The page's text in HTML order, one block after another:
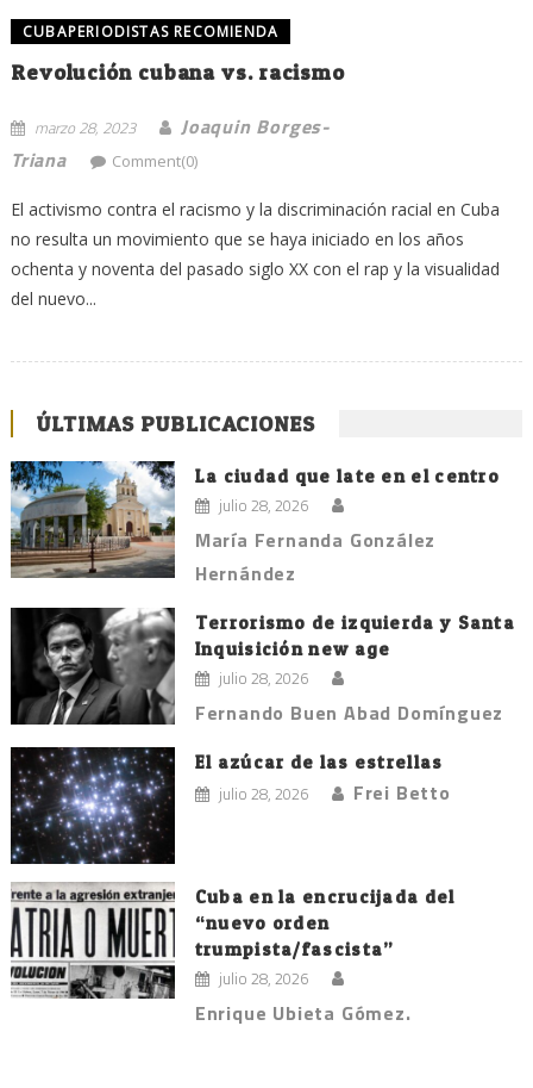
CUBAPERIODISTAS RECOMIENDA
Revolución cubana vs. racismo
marzo 28, 2023
Joaquin Borges-
Triana
Comment(0)
El activismo contra el racismo y la discriminación racial en Cuba
no resulta un movimiento que se haya iniciado en los años
ochenta y noventa del pasado siglo XX con el rap y la visualidad
del nuevo...
ÚLTIMAS PUBLICACIONES
La ciudad que late en el centro
julio 28, 2026
María Fernanda González
Hernández
Terrorismo de izquierda y Santa
Inquisición new age
julio 28, 2026
Fernando Buen Abad Domínguez
El azúcar de las estrellas
julio 28, 2026 Frei Betto
Cuba en la encrucijada del
“nuevo orden
trumpista/fascista”
julio 28, 2026
Enrique Ubieta Gómez.